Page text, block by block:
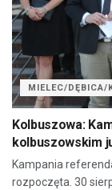
MIELEC/DĘBICA/
Kolbuszowa:
kolbuszowskim
Kampania
rozpoczęta. 30